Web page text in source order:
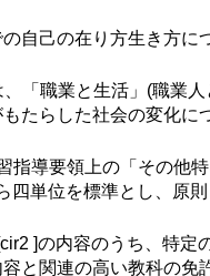
自己の在り方生き方に
「職業と生活」(職業
たらした社会の変化に
導要領上の「その他
四単位を標準とし、原
]の内容のうち、特定
と関連の高い教科の免